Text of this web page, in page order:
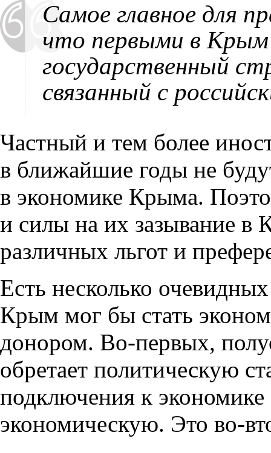
Самое главное для
что первыми в
государственный
связанный с
Частный и тем более
в ближайшие годы не
в экономике Крыма.
и силы на их зазывание в
различных льгот и
Есть несколько
Крым мог бы стать
донором. Во-первых,
обретает политическую
подключения к
экономическую. Это во-